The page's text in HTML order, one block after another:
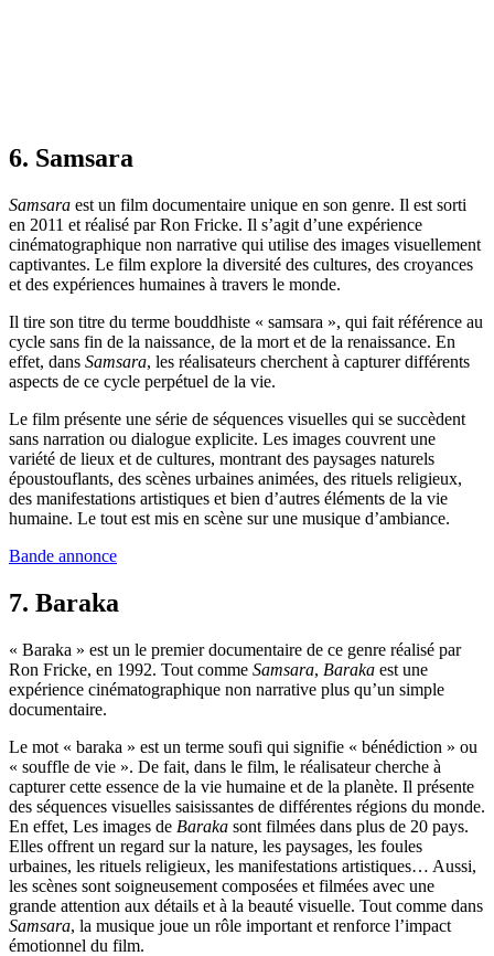
6. Samsara
Samsara est un film documentaire unique en son genre. Il est sorti
en 2011 et réalisé par Ron Fricke. Il s’agit d’une expérience
cinématographique non narrative qui utilise des images visuellement
captivantes. Le film explore la diversité des cultures, des croyances
et des expériences humaines à travers le monde.
Il tire son titre du terme bouddhiste « samsara », qui fait référence au
cycle sans fin de la naissance, de la mort et de la renaissance. En
effet, dans Samsara, les réalisateurs cherchent à capturer différents
aspects de ce cycle perpétuel de la vie.
Le film présente une série de séquences visuelles qui se succèdent
sans narration ou dialogue explicite. Les images couvrent une
variété de lieux et de cultures, montrant des paysages naturels
époustouflants, des scènes urbaines animées, des rituels religieux,
des manifestations artistiques et bien d’autres éléments de la vie
humaine. Le tout est mis en scène sur une musique d’ambiance.
Bande annonce
7. Baraka
« Baraka » est un le premier documentaire de ce genre réalisé par
Ron Fricke, en 1992. Tout comme Samsara, Baraka est une
expérience cinématographique non narrative plus qu’un simple
documentaire.
Le mot « baraka » est un terme soufi qui signifie « bénédiction » ou
« souffle de vie ». De fait, dans le film, le réalisateur cherche à
capturer cette essence de la vie humaine et de la planète. Il présente
des séquences visuelles saisissantes de différentes régions du monde.
En effet, Les images de Baraka sont filmées dans plus de 20 pays.
Elles offrent un regard sur la nature, les paysages, les foules
urbaines, les rituels religieux, les manifestations artistiques… Aussi,
les scènes sont soigneusement composées et filmées avec une
grande attention aux détails et à la beauté visuelle. Tout comme dans
Samsara, la musique joue un rôle important et renforce l’impact
émotionnel du film.